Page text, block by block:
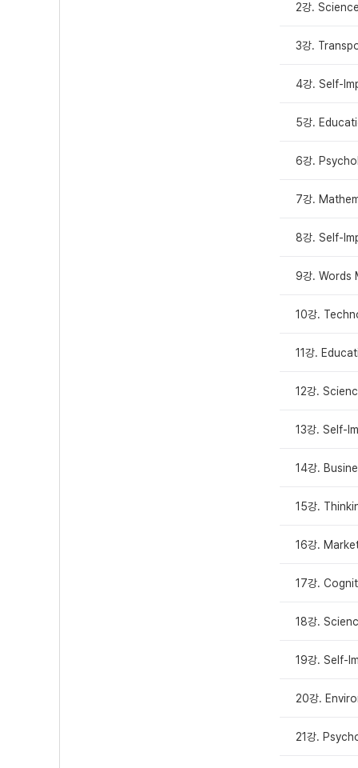
2강.
3강.
4강. Self-
5강.
6강.
7강.
8강. Self-
9강. Words
10강.
11강.
12강.
13강. Self-
14강.
15강.
16강.
17강.
18강.
19강. Self-
20강.
21강.